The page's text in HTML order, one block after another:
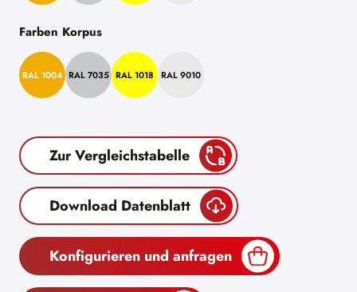
Farben Korpus
RAL 1004 RAL 7035 RAL 1018 RAL 9010
Zur Vergleichstabelle
Download Datenblatt
Konfigurieren und anfragen